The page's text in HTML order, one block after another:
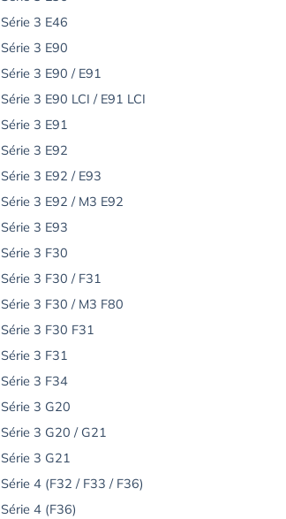
Série 3 E46
Série 3 E90
Série 3 E90 / E91
Série 3 E90 LCI / E91 LCI
Série 3 E91
Série 3 E92
Série 3 E92 / E93
Série 3 E92 / M3 E92
Série 3 E93
Série 3 F30
Série 3 F30 / F31
Série 3 F30 / M3 F80
Série 3 F30 F31
Série 3 F31
Série 3 F34
Série 3 G20
Série 3 G20 / G21
Série 3 G21
Série 4 (F32 / F33 / F36)
Série 4 (F36)